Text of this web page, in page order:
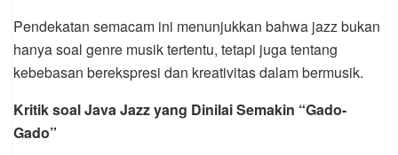
Pendekatan semacam ini menunjukkan bahwa jazz bukan
hanya soal genre musik tertentu, tetapi juga tentang
kebebasan berekspresi dan kreativitas dalam bermusik.
Kritik soal Java Jazz yang Dinilai Semakin “Gado-
Gado”